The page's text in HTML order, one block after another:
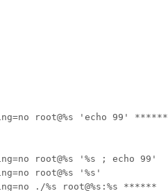
root@%s 'echo 99' ******
root@%s '%s ; echo 99'
root@%s '%s'
./%s root@%s:%s ******